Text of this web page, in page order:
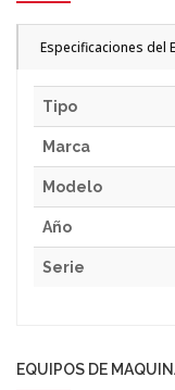
Especificaciones del
Tipo
Marca
Modelo
Año
Serie
EQUIPOS DE